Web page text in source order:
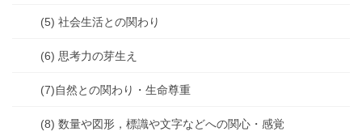
(5) 社会生活との関わり
(6) 思考力の芽生え
(7)自然との関わり・生命尊重
(8) 数量や図形，標識や文字などへの関心・感覚